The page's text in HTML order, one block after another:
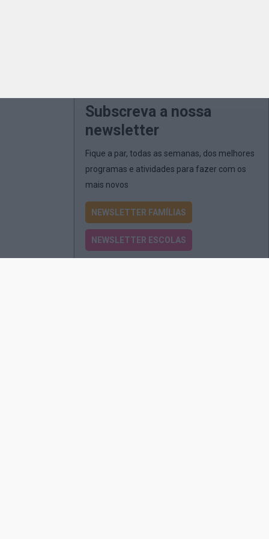
Subscreva a nossa
newsletter
Fique a par, todas as semanas, dos melhores
programas e atividades para fazer com os
mais novos
NEWSLETTER FAMÍLIAS
NEWSLETTER ESCOLAS